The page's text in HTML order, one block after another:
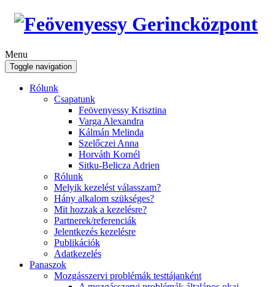
Menu
Toggle navigation
Rólunk
Csapatunk
Feövenyessy Krisztina
Varga Alexandra
Kálmán Melinda
Szelőczei Anna
Horváth Kornél
Sitku-Belicza Adrien
Rólunk
Melyik kezelést válasszam?
Hány alkalom szükséges?
Mit hozzak a kezelésre?
Partnerek/referenciák
Jelentkezés kezelésre
Publikációk
Adatkezelés
Panaszok
Mozgásszervi problémák testtájanként